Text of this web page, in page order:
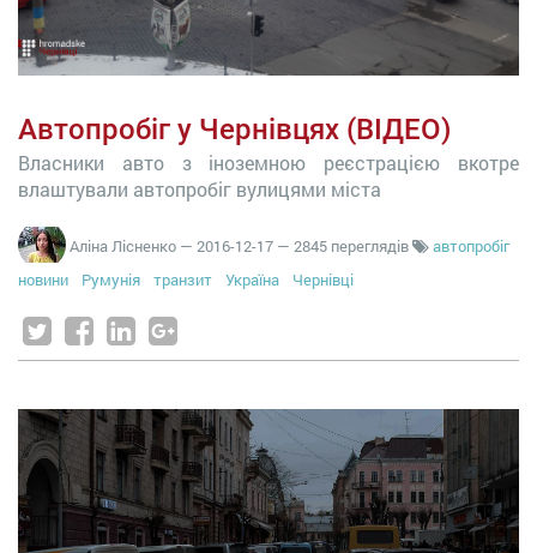
Автопробіг у Чернівцях (ВІДЕО)
Власники авто з іноземною реєстрацією вкотре
влаштували автопробіг вулицями міста
Аліна Лісненко — 2016-12-17 — 2845 переглядів
автопробіг
новини
Румунія транзит Україна Чернівці